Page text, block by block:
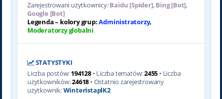
Zarejestrowani użytkownicy:Baidu [Spider],Bing [Bot],
Google [Bot]
Legenda – kolory grup:Administratorzy,
Moderatorzy globalni
STATYSTYKI
Liczba postów: 194128• Liczba tematów:2455 • Liczba
użytkowników:24618 • Ostatnio zarejestrowany
użytkownik:WinteristaplK2